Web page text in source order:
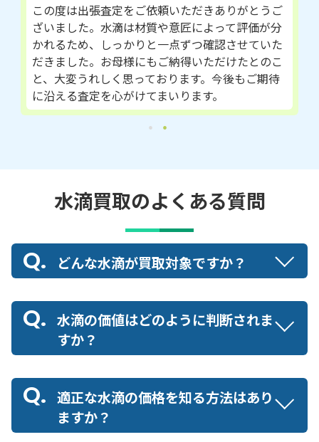
この度は出張査定をご依頼いただきありがとうご
ざいました。水滴は材質や意匠によって評価が分
かれるため、しっかりと一点ずつ確認させていた
だきました。お母様にもご納得いただけたとのこ
と、大変うれしく思っております。今後もご期待
に沿える査定を心がけてまいります。
水滴買取のよくある質問
どんな水滴が買取対象ですか？
水滴の価値はどのように判断されま
すか？
適正な水滴の価格を知る方法はあり
ますか？